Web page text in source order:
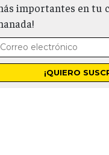
importantes en tu